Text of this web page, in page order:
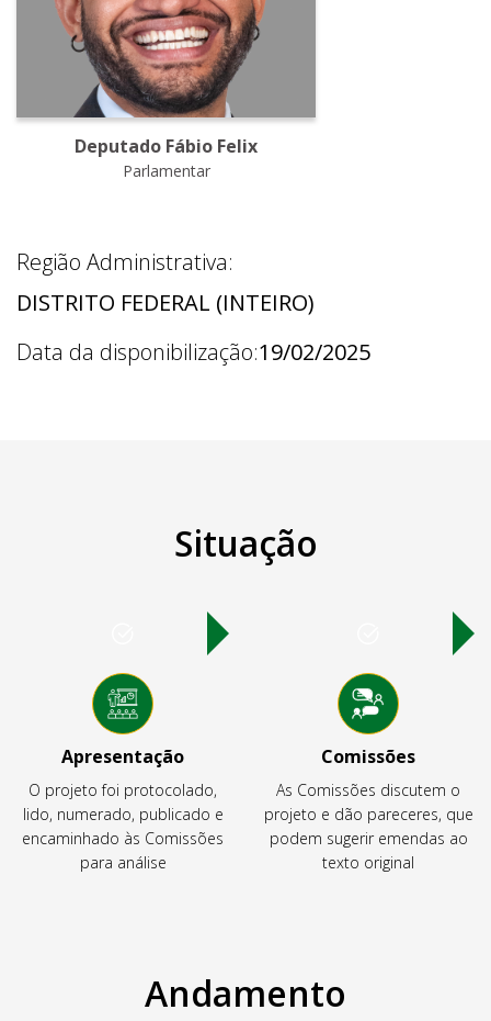
Deputado Fábio Felix
Parlamentar
Região Administrativa:
DISTRITO FEDERAL (INTEIRO)
Data da disponibilização:19/02/2025
Situação
Apresentação
O projeto foi protocolado,
lido, numerado, publicado e
encaminhado às Comissões
para análise
Comissões
As Comissões discutem o
projeto e dão pareceres, que
podem sugerir emendas ao
texto original
Andamento